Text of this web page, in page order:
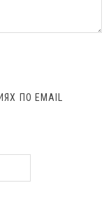
ПО EMAIL